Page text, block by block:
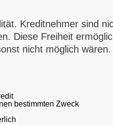
Kreditnehmer sind
Diese Freiheit
nicht möglich wären.
bestimmten Zweck